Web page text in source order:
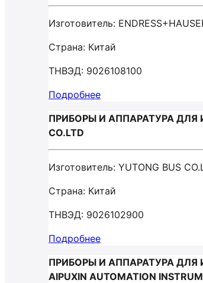
Изготовитель:
Страна: Китай
ТНВЭД: 9026108100
Подробнее
ПРИБОРЫ И АППАРАТУРА ДЛЯ
CO.LTD
Изготовитель: YUTONG BUS
Страна: Китай
ТНВЭД: 9026102900
Подробнее
ПРИБОРЫ И АППАРАТУРА ДЛЯ
AIPUXIN AUTOMATION